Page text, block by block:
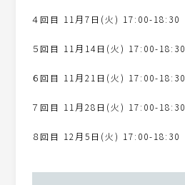
４回目 11月7日(火) 17:00-18:30
５回目 11月14日(火) 17:00-18:30
６回目 11月21日(火) 17:00-18:30
７回目 11月28日(火) 17:00-18:30
８回目 12月5日(火) 17:00-18:30